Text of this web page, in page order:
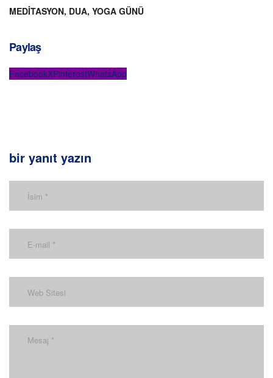
MEDİTASYON, DUA, YOGA GÜNÜ
Paylaş
FacebookXPinterestWhatsApp
bir yanıt yazın